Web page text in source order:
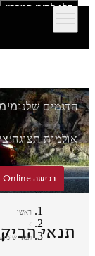
דלג לתוכן המרכזי
הדגמים שלנומימון
אולמות תצוגה
רכישה Online
ראשי
תנאי שימושתנאי